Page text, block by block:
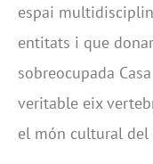
espai
entitats i que
sobreocupada
veritable eix
el món cultural